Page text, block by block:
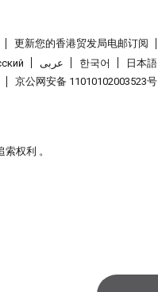
更新您的香港贸发局电邮订阅
عربى 한국어
日本語
京公网安备 11010102003523号
权利 。